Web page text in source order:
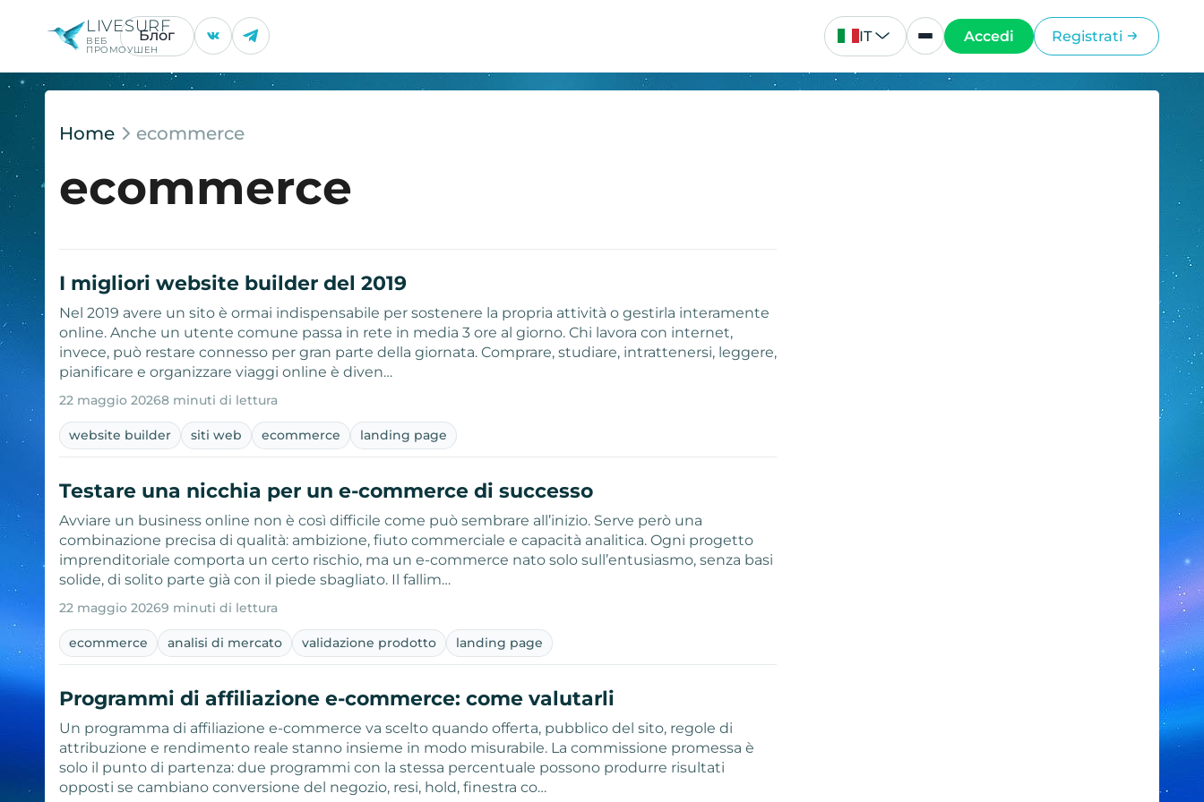
LIVESURF
ВЕБ
ПРОМОУШЕН
Блог IT Accedi Registrati
Home ecommerce
ecommerce
I migliori website builder del 2019
Nel 2019 avere un sito è ormai indispensabile per sostenere la propria attività o gestirla interamente
online. Anche un utente comune passa in rete in media 3 ore al giorno. Chi lavora con internet,
invece, può restare connesso per gran parte della giornata. Comprare, studiare, intrattenersi, leggere,
pianificare e organizzare viaggi online è diven…
22 maggio 20268 minuti di lettura
website builder siti web ecommerce landing page
Testare una nicchia per un e-commerce di successo
Avviare un business online non è così difficile come può sembrare all’inizio. Serve però una
combinazione precisa di qualità: ambizione, fiuto commerciale e capacità analitica. Ogni progetto
imprenditoriale comporta un certo rischio, ma un e-commerce nato solo sull’entusiasmo, senza basi
solide, di solito parte già con il piede sbagliato. Il fallim…
22 maggio 20269 minuti di lettura
ecommerce analisi di mercato validazione prodotto landing page
Programmi di affiliazione e-commerce: come valutarli
Un programma di affiliazione e-commerce va scelto quando offerta, pubblico del sito, regole di
attribuzione e rendimento reale stanno insieme in modo misurabile. La commissione promessa è
solo il punto di partenza: due programmi con la stessa percentuale possono produrre risultati
opposti se cambiano conversione del negozio, resi, hold, finestra co…